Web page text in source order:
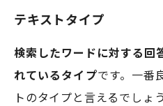
テキストタイプ
検索したワードに対する回
れているタイプです。一番
トのタイプと言えるでしょう